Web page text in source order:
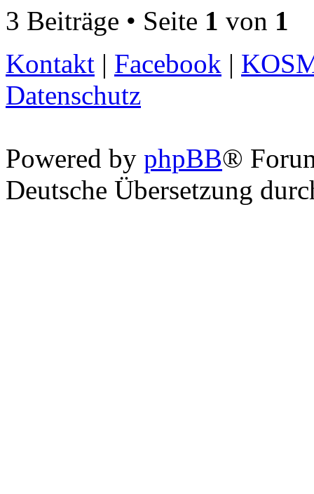
3 Beiträge • Seite 1 von 1
Kontakt | Facebook |
Datenschutz
Powered by phpBB®
Deutsche Übersetzung